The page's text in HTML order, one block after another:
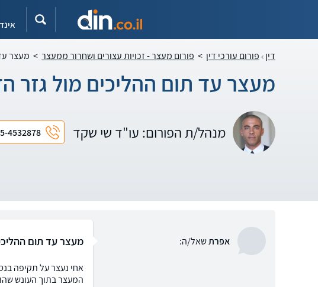
דין פורום עורכי דין > פורום מעצר - זכויות עצורים ושחרור ממעצר > מעצר
מעצר עד תום ההליכים מול גזר
מנהל/ת הפורום: עו"ד שי שקד 4532878
אפרתשאל/ה: מעצר עד תום
אחי נעצר על תקיפה
המעצר בתוך העונש